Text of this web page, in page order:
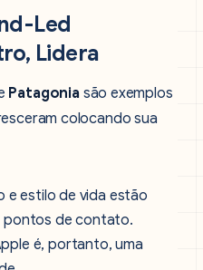
Led
Lidera
Patagonia são exemplos
colocando sua
e estilo de vida estão
pontos de contato.
é, portanto, uma